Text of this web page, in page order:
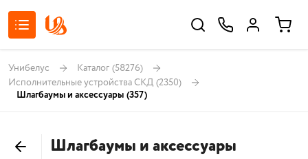
Унибелус Каталог (58276)
Исполнительные устройства СКД (2350)
Шлагбаумы и аксессуары (357)
Шлагбаумы и аксессуары